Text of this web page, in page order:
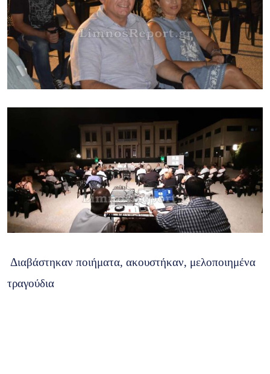
Διαβάστηκαν ποιήματα, ακουστήκαν, μελοποιημένα
τραγούδια